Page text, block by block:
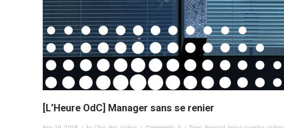
[L’Heure OdC] Manager sans se renier